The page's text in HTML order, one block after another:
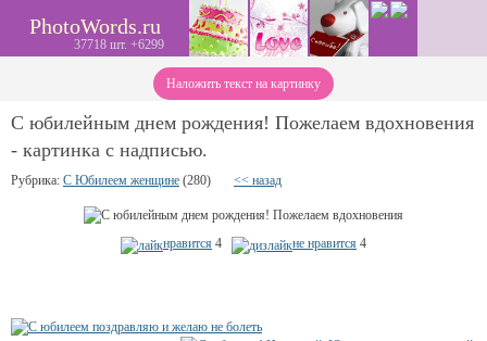
PhotoWords.ru
37718 шт. +6299
Наложить текст на картинку
С юбилейным днем рождения! Пожелаем вдохновения
- картинка с надписью.
Рубрика: С Юбилеем женщине (280) << назад
нравится 4 не нравится 4